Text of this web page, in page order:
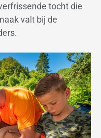
tocht die
valt bij de